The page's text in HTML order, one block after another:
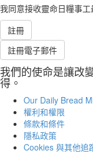
我同意接收靈命日糧事
註冊
註冊電子郵件
我們的使命是讓改
得。
Our Daily Bread
權利和權限
條款和條件
隱私政策
Cookies 與其他追